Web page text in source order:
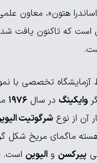
که تاکنون یافت
تخصصی با
وایکینگ در سال 1976
آن از نوع شرگوتیت
ماگمای مریخ شکل
پیرکسن و الیوین است.